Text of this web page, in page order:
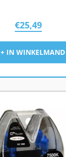
€25,49
+ IN WINKELMAND